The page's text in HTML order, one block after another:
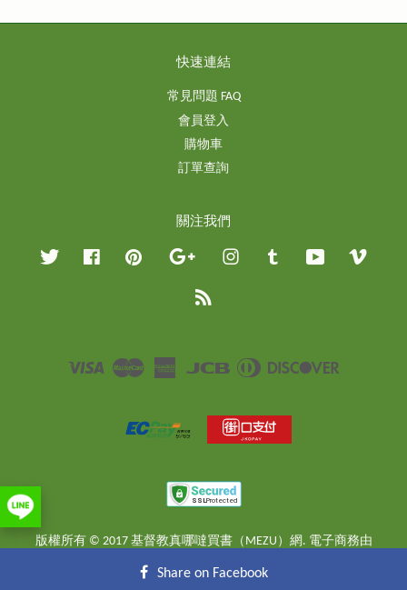
快速連結
常見問題 FAQ
會員登入
購物車
訂單查詢
關注我們
Twitter Facebook Pinterest Google InstagramTumblr YouTube
Visa Master
American
JCB
Diners
版權所有 © 2017 基督教真哪噠買書（MEZU）網. 電子商務由
Share on Facebook